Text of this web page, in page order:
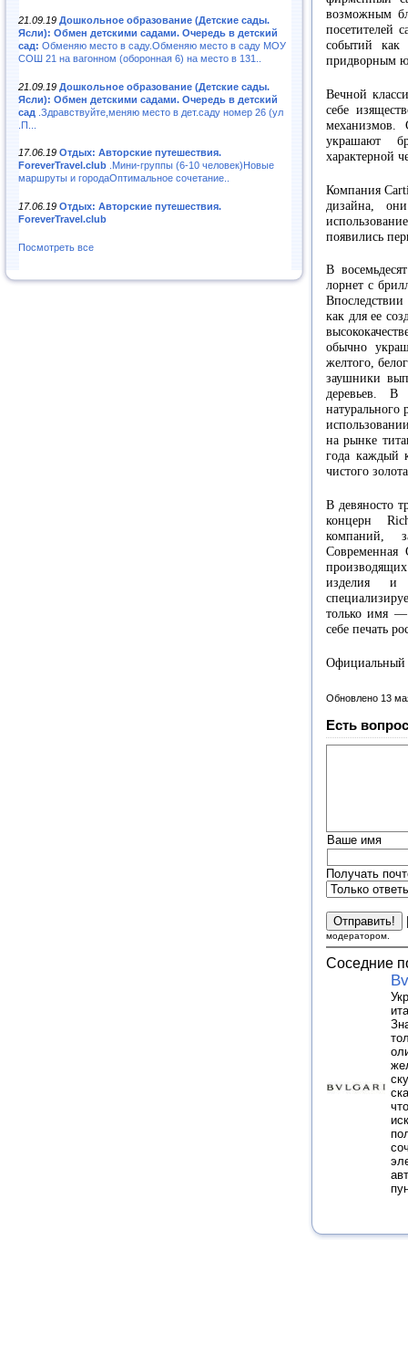
21.09.19 Дошкольное образование (Детские сады.
Ясли): Обмен детскими садами. Очередь в детский
сад: Обменяю место в саду.Обменяю место в саду МОУ
СОШ 21 на вагонном (оборонная 6) на место в 131..
21.09.19 Дошкольное образование (Детские сады.
Ясли): Обмен детскими садами. Очередь в детский
сад .Здравствуйте,меняю место в дет.саду номер 26 (ул
.П...
17.06.19 Отдых: Авторские путешествия.
ForeverTravel.club .Мини-группы (6-10 человек)Новые
маршруты и городаОптимальное сочетание..
17.06.19 Отдых: Авторские путешествия.
ForeverTravel.club
Посмотреть все
возможным
посетителей
событий
придворным
Вечной
себе
механизмов.
украшают
характерной
Компания
дизайна,
появились
В
лорнет с
Впоследствии
как для ее
обычно
желтого,
заушники
деревьев. В
на рынке
года каждый
чистого
В девяносто
концерн
компаний,
Современная
изделия и
только имя —
себе печать
Официальный
Обновлено 13
Есть
Ваше имя
Получать
модератором.
Соседние